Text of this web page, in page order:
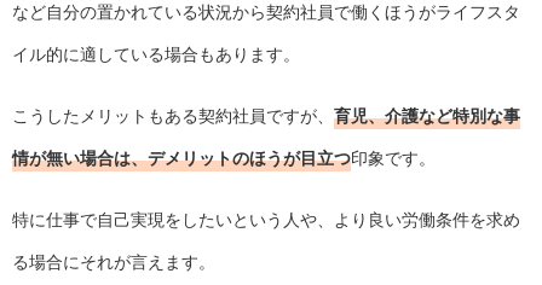
など自分の置かれている状況から契約社員で働くほうがライフスタ
イル的に適している場合もあります。
こうしたメリットもある契約社員ですが、 育児、介護など特別な事
情が無い場合は、デメリットのほうが目立つ印象です。
特に仕事で自己実現をしたいという人や、より良い労働条件を求め
る場合にそれが言えます。